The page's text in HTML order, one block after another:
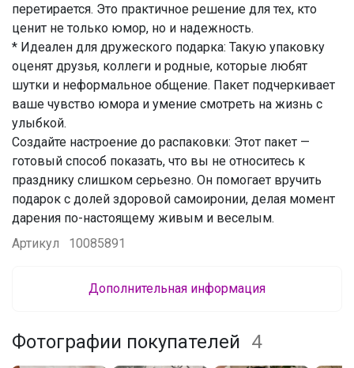
перетирается. Это практичное решение для тех, кто
ценит не только юмор, но и надежность.
* Идеален для дружеского подарка: Такую упаковку
оценят друзья, коллеги и родные, которые любят
шутки и неформальное общение. Пакет подчеркивает
ваше чувство юмора и умение смотреть на жизнь с
улыбкой.
Создайте настроение до распаковки: Этот пакет —
готовый способ показать, что вы не относитесь к
празднику слишком серьезно. Он помогает вручить
подарок с долей здоровой самоиронии, делая момент
дарения по-настоящему живым и веселым.
Артикул
10085891
Дополнительная информация
Фотографии покупателей 4